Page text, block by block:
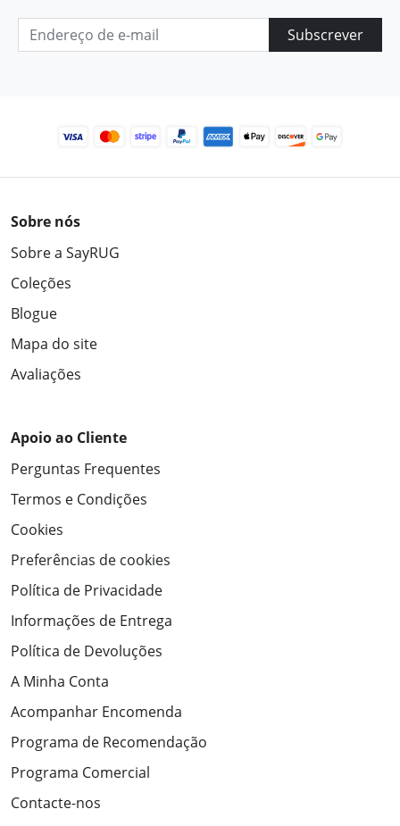
Subscrever
Sobre nós
Sobre a SayRUG
Coleções
Blogue
Mapa do site
Avaliações
Apoio ao Cliente
Perguntas Frequentes
Termos e Condições
Cookies
Preferências de cookies
Política de Privacidade
Informações de Entrega
Política de Devoluções
A Minha Conta
Acompanhar Encomenda
Programa de Recomendação
Programa Comercial
Contacte-nos